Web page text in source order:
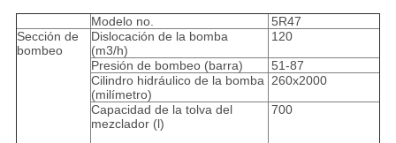
Modelo no.
5R47
Sección de
bombeo
Dislocación de la bomba
(m3/h)
120
Presión de bombeo (barra)
51-87
Cilindro hidráulico de la bomba
(milímetro)
260x2000
Capacidad de la tolva del
mezclador (l)
700